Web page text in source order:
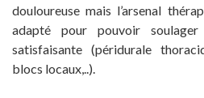
douloureuse mais l’arsenal
adapté pour pouvoir
satisfaisante (péridurale
blocs locaux,..).